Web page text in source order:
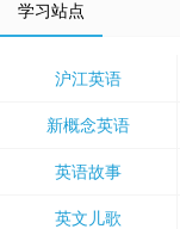
学习站点
沪江英语
新概念英语
英语故事
英文儿歌